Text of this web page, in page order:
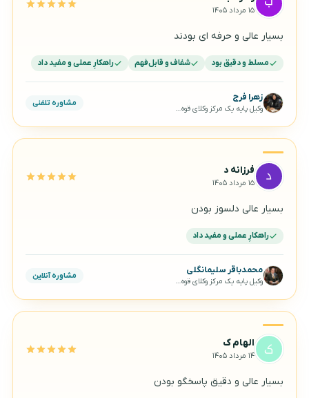
۱۵ مرداد ۱۴۰۵
بسیار عالی و حرفه ای بودند
مسلط و دقیق بود شفاف و قابل‌فهم راهکارِ عملی و مفید داد
زهرا فرج
وکیل پایه یک مرکز وکلای قوه‌قضاییه
مشاوره تلفنی
فرزانه د
۱۵ مرداد ۱۴۰۵
بسیار عالی دلسوز بودن
راهکارِ عملی و مفید داد
محمدباقر سلیمانگلی
وکیل پایه یک مرکز وکلای قوه‌قضاییه
مشاوره آنلاین
الهام ک
۱۴ مرداد ۱۴۰۵
بسیار عالی و دقیق پاسخگو بودن